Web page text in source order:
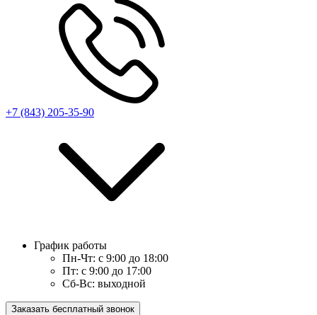
+7 (843) 205-35-90
График работы
Пн-Чт: с 9:00 до 18:00
Пт: с 9:00 до 17:00
Сб-Вс: выходной
Заказать бесплатный звонок